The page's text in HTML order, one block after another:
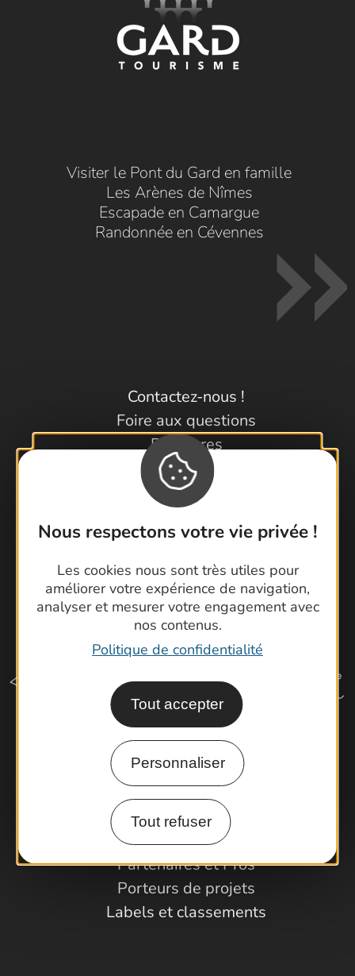
Nous respectons votre vie privée !
Les cookies nous sont très utiles pour
améliorer votre expérience de navigation,
analyser et mesurer votre engagement avec
nos contenus.
Politique de confidentialité
Tout accepter
Personnaliser
Tout refuser
Visiter le Pont du Gard en famille
Les Arènes de Nîmes
Escapade en Camargue
Randonnée en Cévennes
Contactez-nous !
Foire aux questions
Brochures
Cartoguides et Topoguides
Latitude Gard
Comment venir ?
Espace Pro
Observatoire
Partenaires et Pros
Porteurs de projets
Labels et classements